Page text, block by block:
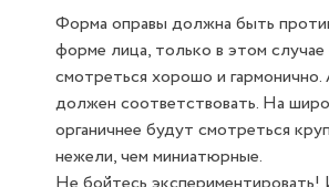
Форма оправы должна быть
форме лица, только в этом
смотреться хорошо и гармонично.
должен соответствовать. На
органичнее будут смотреться
нежели, чем миниатюрные.